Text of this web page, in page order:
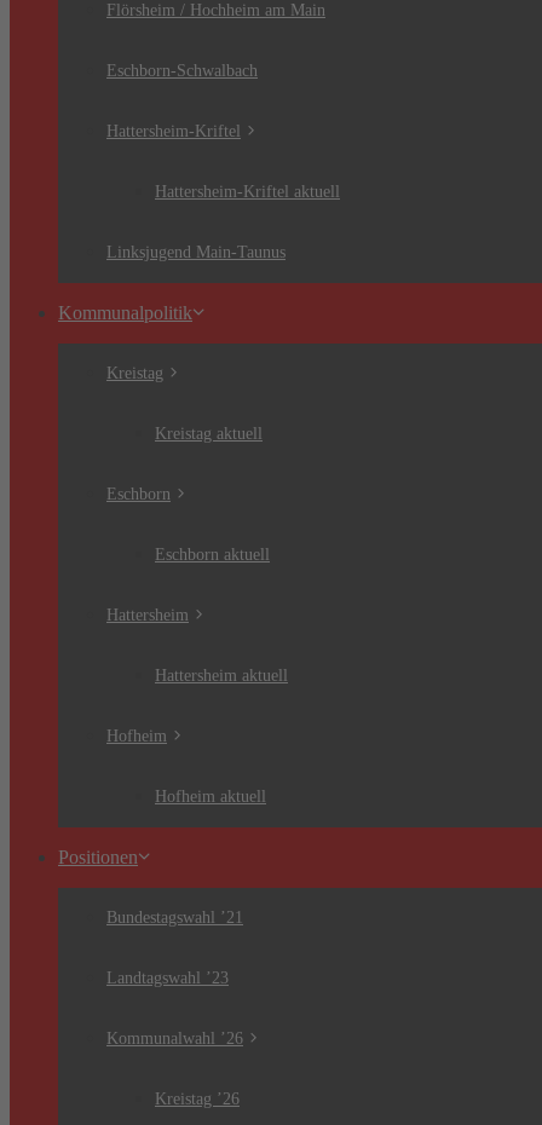
Flörsheim / Hochheim am Main
Eschborn-Schwalbach
Hattersheim-Kriftel
Hattersheim-Kriftel aktuell
Linksjugend Main-Taunus
Kommunalpolitik
Kreistag
Kreistag aktuell
Eschborn
Eschborn aktuell
Hattersheim
Hattersheim aktuell
Hofheim
Hofheim aktuell
Positionen
Bundestagswahl ’21
Landtagswahl ’23
Kommunalwahl ’26
Kreistag ’26